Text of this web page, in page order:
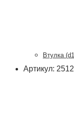
Втулка
Артикул: